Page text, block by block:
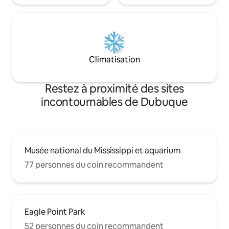
Climatisation
Restez à proximité des sites
incontournables de Dubuque
Musée national du Mississippi et aquarium
77 personnes du coin recommandent
Eagle Point Park
52 personnes du coin recommandent